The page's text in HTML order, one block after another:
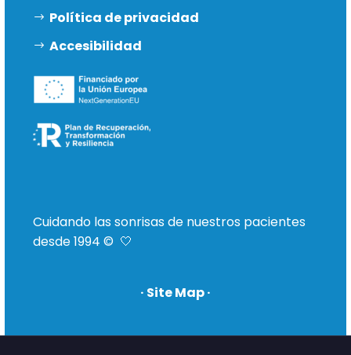
Política de privacidad
Accesibilidad
Cuidando las sonrisas de nuestros pacientes
desde 1994 © 🤍
· Site Map ·